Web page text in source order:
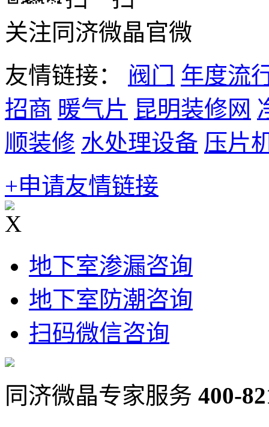
关注同济微晶官微
友情链接： 阀门 年度流
招商 暖气片 昆明装修网
顺装修 水处理设备 压片
+申请友情链接
X
地下室渗漏咨询
地下室防潮咨询
扫码微信咨询
同济微晶专家服务 400-